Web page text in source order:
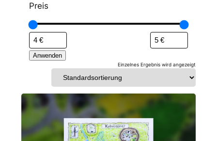
h
y
p
Preis
Anwenden
Einzelnes Ergebnis wird angezeigt